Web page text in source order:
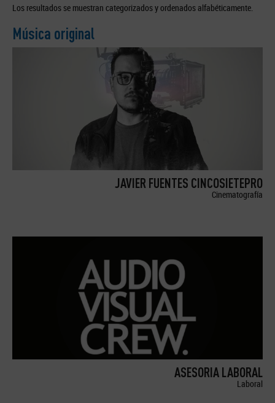
Los resultados se muestran categorizados y ordenados alfabéticamente.
Música original
JAVIER FUENTES CINCOSIETEPRO
Cinematografía
ASESORIA LABORAL
Laboral